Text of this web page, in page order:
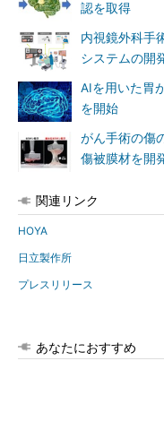
認を取得
内視鏡外科手
システムの開
AIを用いた胃
を開始
がん手術の傷
傷被膜材を開
関連リンク
HOYA
日立製作所
プレスリリース
あなたにおすすめ